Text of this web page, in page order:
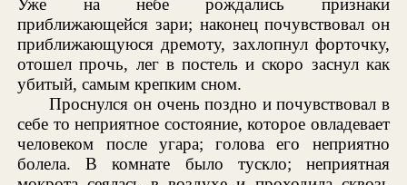
приближающейся зари; наконец почувствовал он
приближающуюся дремоту, захлопнул форточку,
отошел прочь, лег в постель и скоро заснул как
убитый, самым крепким сном.
Проснулся он очень поздно и почувствовал в
себе то неприятное состояние, которое овладевает
человеком после угара; голова его неприятно
болела. В комнате было тускло; неприятная